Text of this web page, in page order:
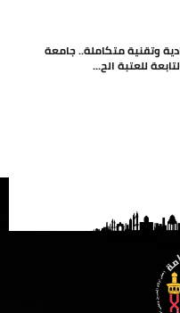
وتقنية متكاملة.. جامعة
للعتبة الح...